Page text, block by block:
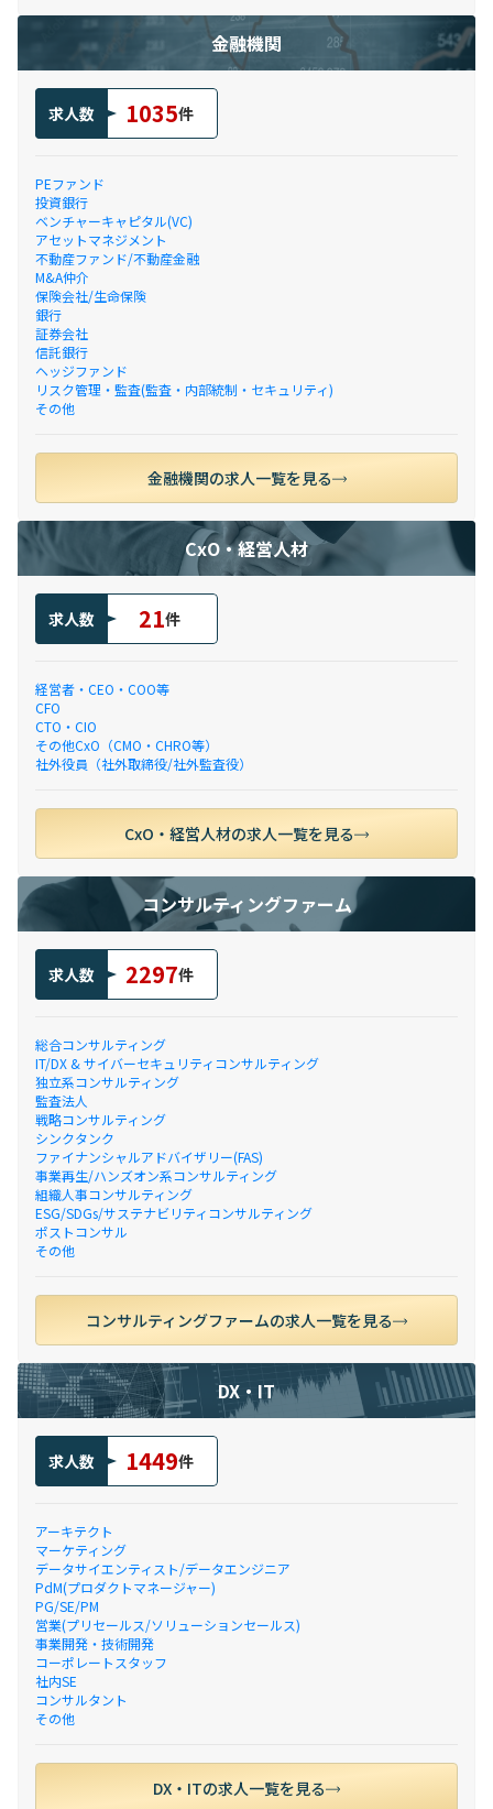
金融機関
求人数 1035件
PEファンド
投資銀行
ベンチャーキャピタル(VC)
アセットマネジメント
不動産ファンド/不動産金融
M&A仲介
保険会社/生命保険
銀行
証券会社
信託銀行
ヘッジファンド
リスク管理・監査(監査・内部統制・セキュリティ)
その他
金融機関の求人一覧を見る
CxO・経営人材
求人数 21件
経営者・CEO・COO等
CFO
CTO・CIO
その他CxO（CMO・CHRO等）
社外役員（社外取締役/社外監査役）
CxO・経営人材の求人一覧を見る
コンサルティングファーム
求人数 2297件
総合コンサルティング
IT/DX & サイバーセキュリティコンサルティング
独立系コンサルティング
監査法人
戦略コンサルティング
シンクタンク
ファイナンシャルアドバイザリー(FAS)
事業再生/ハンズオン系コンサルティング
組織人事コンサルティング
ESG/SDGs/サステナビリティコンサルティング
ポストコンサル
その他
コンサルティングファームの求人一覧を見る
DX・IT
求人数 1449件
アーキテクト
マーケティング
データサイエンティスト/データエンジニア
PdM(プロダクトマネージャー)
PG/SE/PM
営業(プリセールス/ソリューションセールス)
事業開発・技術開発
コーポレートスタッフ
社内SE
コンサルタント
その他
DX・ITの求人一覧を見る